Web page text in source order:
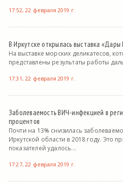
17:52, 22 февраля 2019 г.
В Иркутске открылась выставка
На выставке морских деликатесов,
представлены результаты работы
17:31, 22 февраля 2019 г.
Заболеваемость ВИЧ-инфекцией в
процентов
Почти на 13% снизилась
Иркутской области в 2018 году. Это
показателей удалось...
17:27, 22 февраля 2019 г.